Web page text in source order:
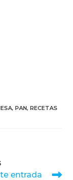
, PAN, RECETAS
entrada